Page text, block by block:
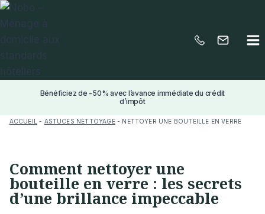
Aller
Bénéficiez de -50% avec l’avance immédiate du crédit
d’impôt
ACCUEIL - ASTUCES NETTOYAGE- NETTOYER UNE BOUTEILLE EN VERRE
Comment nettoyer une
bouteille en verre : les secrets
d’une brillance impeccable